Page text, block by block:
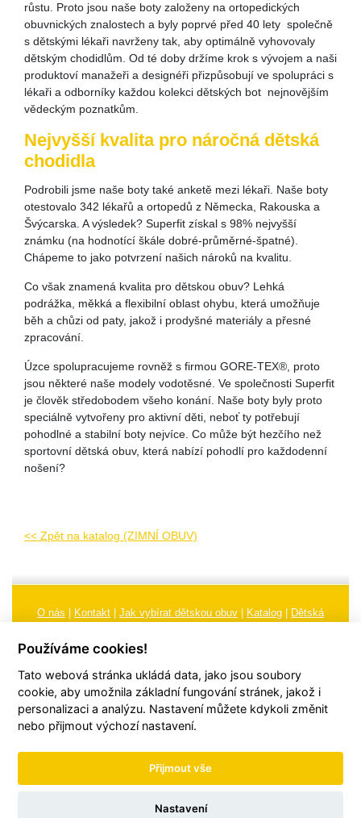
růstu. Proto jsou naše boty založeny na ortopedických
obuvnických znalostech a byly poprvé před 40 lety společně
s dětskými lékaři navrženy tak, aby optimálně vyhovovaly
dětským chodidlům. Od té doby držíme krok s vývojem a naši
produktoví manažeři a designéři přizpůsobují ve spolupráci s
lékaři a odborníky každou kolekci dětských bot nejnovějším
vědeckým poznatkům.
Nejvyšší kvalita pro náročná dětská
chodidla
Podrobili jsme naše boty také anketě mezi lékaři. Naše boty
otestovalo 342 lékařů a ortopedů z Německa, Rakouska a
Švýcarska. A výsledek? Superfit získal s 98% nejvyšší
známku (na hodnotící škále dobré-průměrné-špatné).
Chápeme to jako potvrzení našich nároků na kvalitu.
Co však znamená kvalita pro dětskou obuv? Lehká
podrážka, měkká a flexibilní oblast ohybu, která umožňuje
běh a chůzi od paty, jakož i prodyšné materiály a přesné
zpracování.
Úzce spolupracujeme rovněž s firmou GORE-TEX®, proto
jsou některé naše modely vodotěsné. Ve společnosti Superfit
je člověk středobodem všeho konání. Naše boty byly proto
speciálně vytvořeny pro aktivní děti, neboť ty potřebují
pohodlné a stabilní boty nejvíce. Co může být hezčího než
sportovní dětská obuv, která nabízí pohodlí pro každodenní
nošení?
<< Zpět na katalog (ZIMNÍ OBUV)
O nás Kontakt Jak vybírat dětskou obuv Katalog
Dětská
obuvi, pokyny a informace k reklamaci Nastavení cookies
© 2026TORI, s.r.o.| Všechna práva vyhrazena | Web vytvořil
Používáme cookies!
Tato webová stránka ukládá data, jako jsou soubory
cookie, aby umožnila základní fungování stránek, jakož i
personalizaci a analýzu. Nastavení můžete kdykoli změnit
nebo přijmout výchozí nastavení.
Přijmout vše
Nastavení